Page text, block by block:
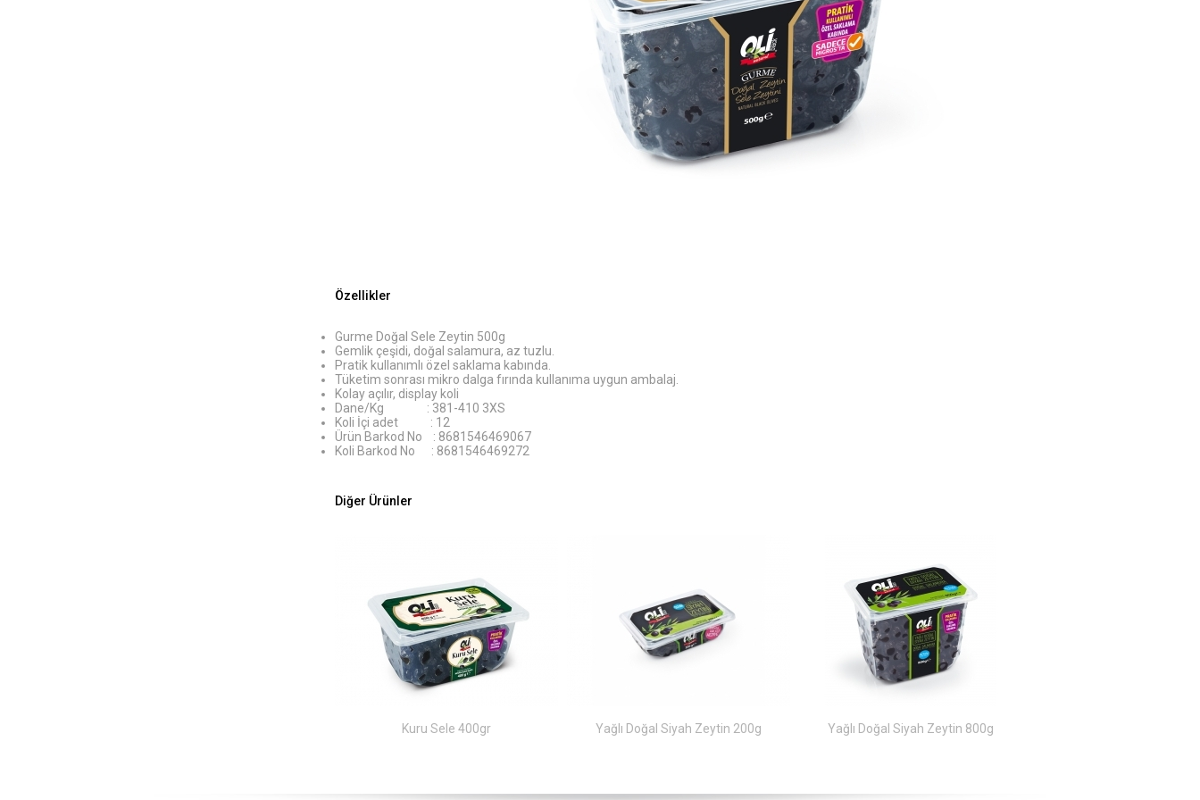
Özellikler
Gurme Doğal Sele Zeytin 500g
Gemlik çeşidi, doğal salamura, az tuzlu.
Pratik kullanımlı özel saklama kabında.
Tüketim sonrası mikro dalga fırında kullanıma uygun ambalaj.
Kolay açılır, display koli
Dane/Kg : 381-410 3XS
Koli İçi adet : 12
Ürün Barkod No : 8681546469067
Koli Barkod No : 8681546469272
Diğer Ürünler
Kuru Sele 400gr Yağlı Doğal Siyah Zeytin 200g Yağlı Doğal Siyah Zeytin 800g